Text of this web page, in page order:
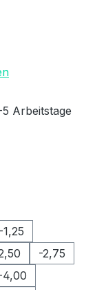
Arbeitstage
-1,25
-2,75
4,00